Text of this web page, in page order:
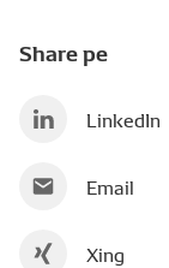
Share pe
LinkedIn
Email
Xing